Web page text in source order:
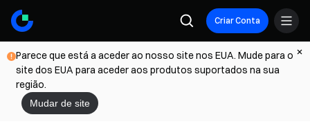
Criar Conta
Parece que está a aceder ao nosso site nos EUA. Mude para o
site dos EUA para aceder aos produtos suportados na sua
região.
Mudar de site